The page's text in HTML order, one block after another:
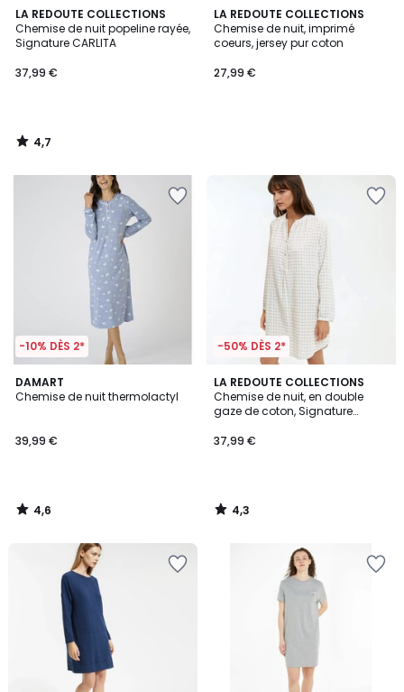
LA REDOUTE COLLECTIONS
Chemise de nuit popeline rayée,
Signature CARLITA
37,99 €
4,7
/ 5
4,7
/
LA REDOUTE COLLECTIONS
Chemise de nuit, imprimé
coeurs, jersey pur coton
27,99 €
-10% DÈS 2*
DAMART
Chemise de nuit thermolactyl
39,99 €
4,6
/ 5
4,6
/
-50% DÈS 2*
LA REDOUTE COLLECTIONS
Chemise de nuit, en double
gaze de coton, Signature
37,99 €
4,3
/ 5
4,3
/